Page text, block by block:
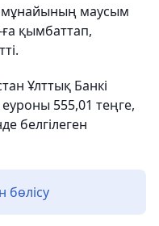
мұнайының маусым
қымбаттап,
Ұлттық Банкі
555,01 теңге,
белгілеген
бөлісу